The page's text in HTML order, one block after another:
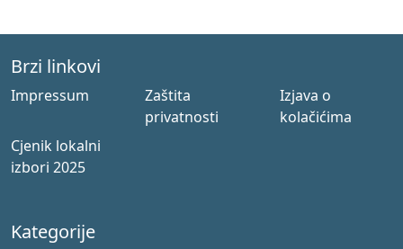
Brzi linkovi
Impressum
Zaštita
privatnosti
Izjava o
kolačićima
Cjenik lokalni
izbori 2025
Kategorije